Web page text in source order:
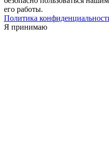
его работы.
Политика
Я принимаю